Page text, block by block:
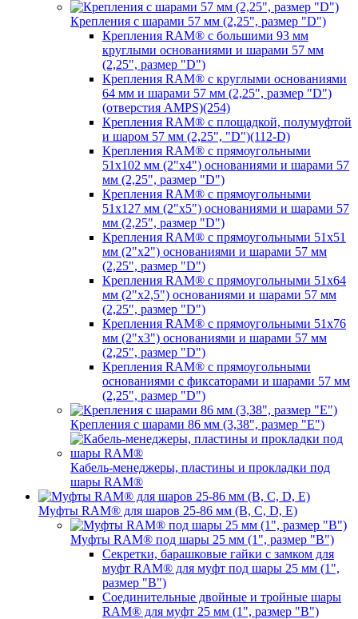
Крепления с шарами 57 мм (2,25", размер "D")
Крепления RAM® с большими 93 мм
круглыми основаниями и шарами 57 мм
(2,25", размер "D")
Крепления RAM® с круглыми основаниями
64 мм и шарами 57 мм (2,25", размер "D")
(отверстия AMPS)(254)
Крепления RAM® с площадкой, полумуфтой
и шаром 57 мм (2,25", "D")(112-D)
Крепления RAM® с прямоугольными
51х102 мм (2"х4") основаниями и шарами 57
мм (2,25", размер "D")
Крепления RAM® с прямоугольными
51х127 мм (2"х5") основаниями и шарами 57
мм (2,25", размер "D")
Крепления RAM® с прямоугольными 51х51
мм (2"х2") основаниями и шарами 57 мм
(2,25", размер "D")
Крепления RAM® с прямоугольными 51х64
мм (2"х2,5") основаниями и шарами 57 мм
(2,25", размер "D")
Крепления RAM® с прямоугольными 51х76
мм (2"х3") основаниями и шарами 57 мм
(2,25", размер "D")
Крепления RAM® с прямоугольными
основаниями с фиксаторами и шарами 57 мм
(2,25", размер "D")
Крепления с шарами 86 мм (3,38", размер "E")
Кабель-менеджеры, пластины и прокладки под
шары RAM®
Муфты RAM® для шаров 25-86 мм (B, C, D, E)
Муфты RAM® под шары 25 мм (1", размер "B")
Секретки, барашковые гайки с замком для
муфт RAM® для муфт под шары 25 мм (1",
размер "B")
Соединительные двойные и тройные шары
RAM® для муфт 25 мм (1", размер "B")